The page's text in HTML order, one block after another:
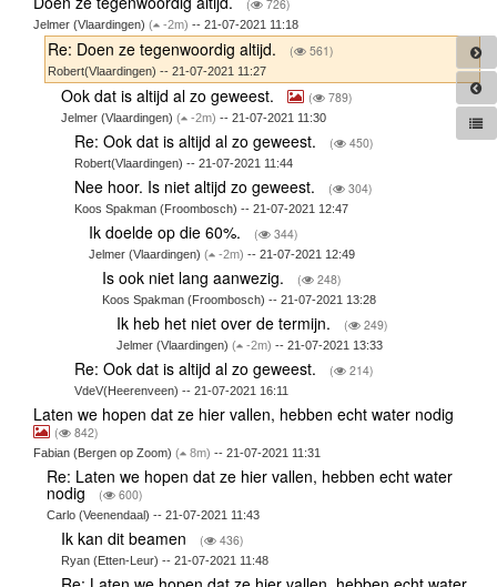
( 726)
Jelmer (Vlaardingen) ( -2m) -- 21-07-2021 11:18
Re: Doen ze tegenwoordig altijd. ( 561)
Robert(Vlaardingen) -- 21-07-2021 11:27
Ook dat is altijd al zo geweest. ( 789)
Jelmer (Vlaardingen) ( -2m) -- 21-07-2021 11:30
Re: Ook dat is altijd al zo geweest. ( 450)
Robert(Vlaardingen) -- 21-07-2021 11:44
Nee hoor. Is niet altijd zo geweest. ( 304)
Koos Spakman (Froombosch) -- 21-07-2021 12:47
Ik doelde op die 60%. ( 344)
Jelmer (Vlaardingen) ( -2m) -- 21-07-2021 12:49
Is ook niet lang aanwezig. ( 248)
Koos Spakman (Froombosch) -- 21-07-2021 13:28
Ik heb het niet over de termijn. ( 249)
Jelmer (Vlaardingen) ( -2m) -- 21-07-2021 13:33
Re: Ook dat is altijd al zo geweest. ( 214)
VdeV(Heerenveen) -- 21-07-2021 16:11
Laten we hopen dat ze hier vallen, hebben echt water nodig
( 842)
Fabian (Bergen op Zoom) ( 8m) -- 21-07-2021 11:31
Re: Laten we hopen dat ze hier vallen, hebben echt water
nodig ( 600)
Carlo (Veenendaal) -- 21-07-2021 11:43
Ik kan dit beamen ( 436)
Ryan (Etten-Leur) -- 21-07-2021 11:48